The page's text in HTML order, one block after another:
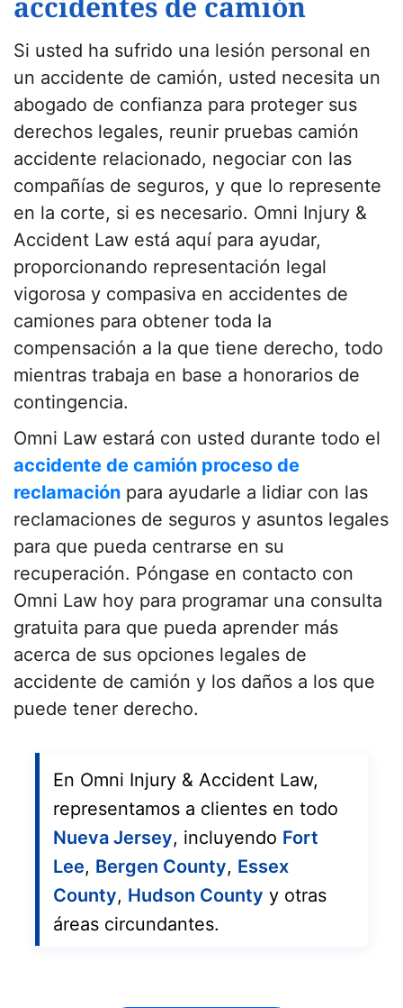
Si usted ha sufrido una lesión personal en
un accidente de camión, usted necesita un
abogado de confianza para proteger sus
derechos legales, reunir pruebas camión
accidente relacionado, negociar con las
compañías de seguros, y que lo represente
en la corte, si es necesario. Omni Injury &
Accident Law está aquí para ayudar,
proporcionando representación legal
vigorosa y compasiva en accidentes de
camiones para obtener toda la
compensación a la que tiene derecho, todo
mientras trabaja en base a honorarios de
contingencia.
Omni Law estará con usted durante todo el
accidente de camión proceso de
reclamación para ayudarle a lidiar con las
reclamaciones de seguros y asuntos legales
para que pueda centrarse en su
recuperación. Póngase en contacto con
Omni Law hoy para programar una consulta
gratuita para que pueda aprender más
acerca de sus opciones legales de
accidente de camión y los daños a los que
puede tener derecho.
En Omni Injury & Accident Law,
representamos a clientes en todo
Nueva Jersey, incluyendo Fort
Lee, Bergen County, Essex
County, Hudson County y otras
áreas circundantes.